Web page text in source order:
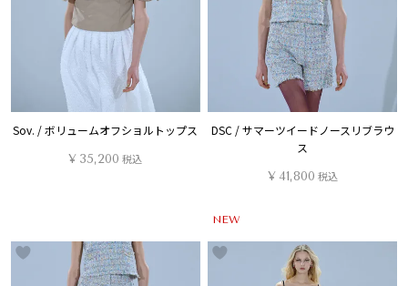
Sov. / ボリュームオフショルトップス
¥ 35,200 税込
DSC / サマーツイードノースリブラウ
ス
¥ 41,800 税込
NEW